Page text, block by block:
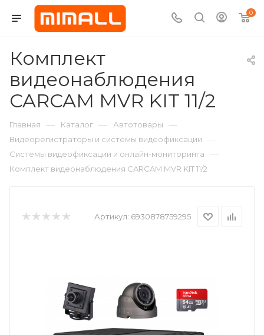
0
Комплект
видеонаблюдения
CARCAM MVR KIT 11/2
Главная — Каталог — Автотовары —
Видеорегистраторы и системы видеофиксации —
Системы видеофиксации и онлайн-мониторинга —
Комплект видеонаблюдения CARCAM MVR KIT 11/2
Артикул: 6930878759295